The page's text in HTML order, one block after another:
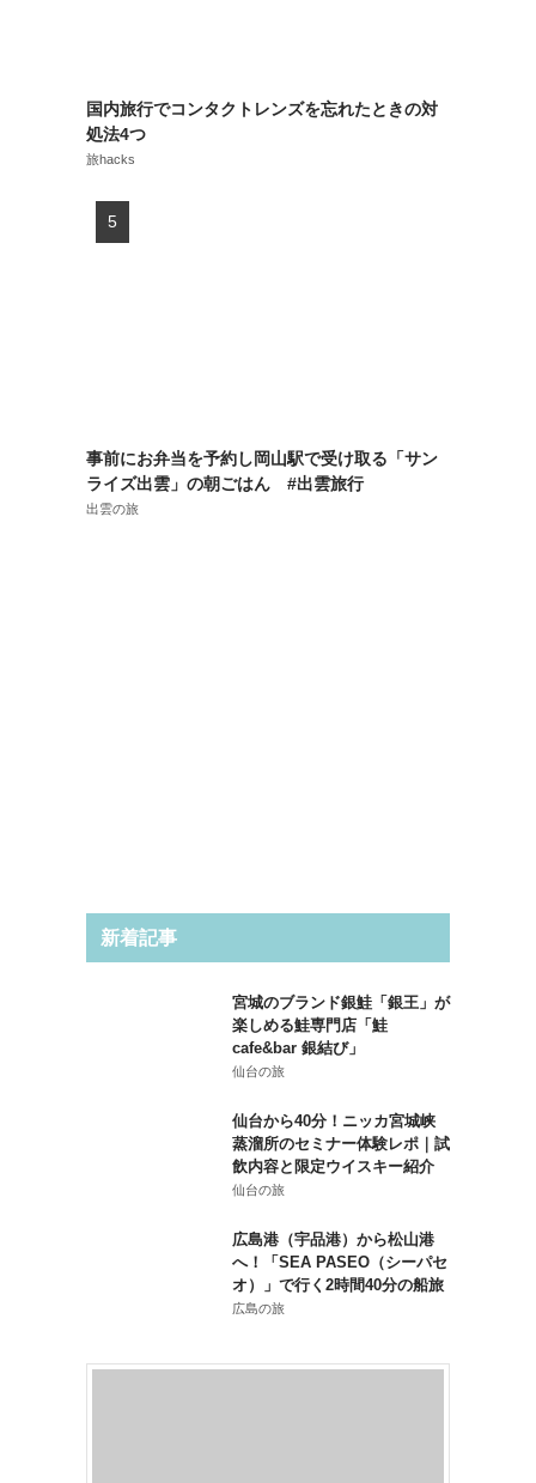
国内旅行でコンタクトレンズを忘れたときの対
処法4つ
旅hacks
事前にお弁当を予約し岡山駅で受け取る「サン
ライズ出雲」の朝ごはん #出雲旅行
出雲の旅
新着記事
宮城のブランド銀鮭「銀王」が
楽しめる鮭専門店「鮭
cafe&bar 銀結び」
仙台の旅
仙台から40分！ニッカ宮城峡
蒸溜所のセミナー体験レポ｜試
飲内容と限定ウイスキー紹介
仙台の旅
広島港（宇品港）から松山港
へ！「SEA PASEO（シーパセ
オ）」で行く2時間40分の船旅
広島の旅